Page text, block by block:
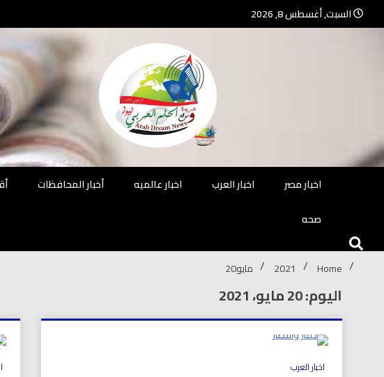
السبت, أغسطس 8, 2026
جريدة مستقلة – صحافة تضيئ لك الواقع
اخبار مصر
اخبار العرب اخبار عالميه أخبار المحافظات
صحه
Home
2021 مايو20
اليوم: 20 مايو، 2021
اخبار العرب